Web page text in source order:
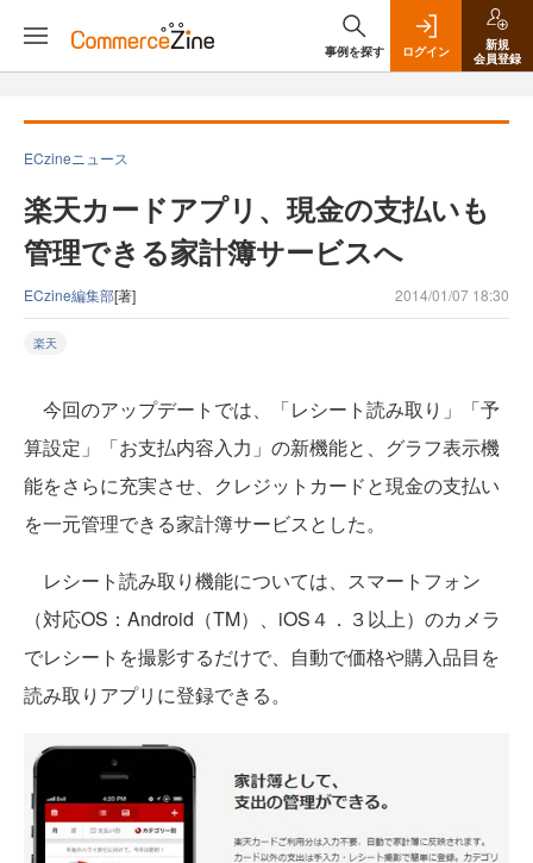
事例を探す ログイン
新規
会員登録
ECzineニュース
楽天カードアプリ、現金の支払いも
管理できる家計簿サービスへ
ECzine編集部[著] 2014/01/07 18:30
楽天
今回のアップデートでは、「レシート読み取り」「予
算設定」「お支払内容入力」の新機能と、グラフ表示機
能をさらに充実させ、クレジットカードと現金の支払い
を一元管理できる家計簿サービスとした。
レシート読み取り機能については、スマートフォン
（対応OS：Android（TM）、iOS４．３以上）のカメラ
でレシートを撮影するだけで、自動で価格や購入品目を
読み取りアプリに登録できる。